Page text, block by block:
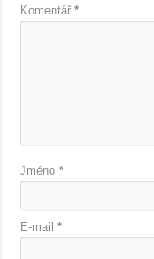
Komentář*
Jméno*
E-mail*